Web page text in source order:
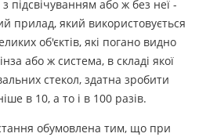
підсвічуванням або ж без неї -
прилад, який використовується
об'єктів, які погано видно
або ж система, в складі якої
стекол, здатна зробити
в 10, а то і в 100 разів.
обумовлена тим, що при